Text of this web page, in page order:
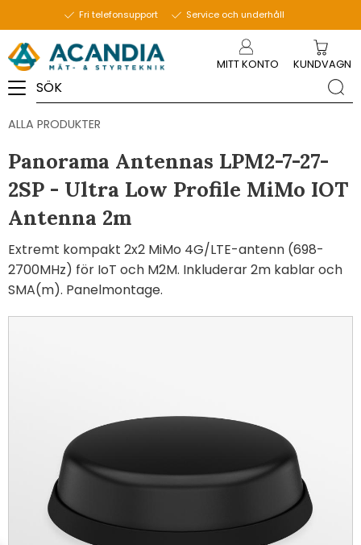
Fri telefonsupport Service och underhåll
MITT KONTO KUNDVAGN
ALLA PRODUKTER
Panorama Antennas LPM2-7-27-
2SP - Ultra Low Profile MiMo IOT
Antenna 2m
Extremt kompakt 2x2 MiMo 4G/LTE-antenn (698-
2700MHz) för IoT och M2M. Inkluderar 2m kablar och
SMA(m). Panelmontage.